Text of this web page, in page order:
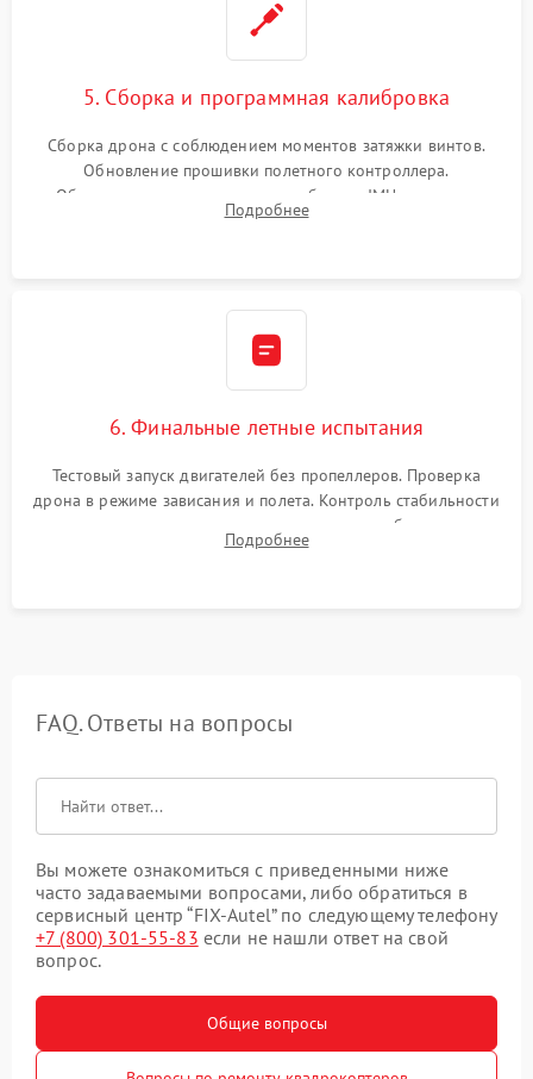
5. Сборка и программная калибровка
Сборка дрона с соблюдением моментов затяжки винтов.
Обновление прошивки полетного контроллера.
Обязательная программная калибровка IMU-сенсоров,
компаса, датчиков позиционирования и горизонта подвеса
Подробнее
6. Финальные летные испытания
Тестовый запуск двигателей без пропеллеров. Проверка
дрона в режиме зависания и полета. Контроль стабильности
удержания точки, качества передачи видео, работы системы
возврата домой (RTH) и дальности радиосвязи.
Подробнее
FAQ. Ответы на вопросы
Вы можете ознакомиться с приведенными ниже
часто задаваемыми вопросами, либо обратиться в
сервисный центр “FIX-Autel” по следующему телефону
+7 (800) 301-55-83 если не нашли ответ на свой
вопрос.
Общие вопросы